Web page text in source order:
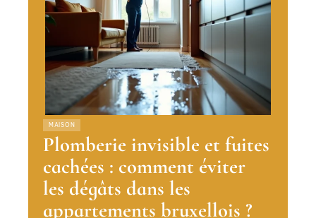
MAISON
Plomberie invisible et fuites
cachées : comment éviter
les dégâts dans les
appartements bruxellois ?